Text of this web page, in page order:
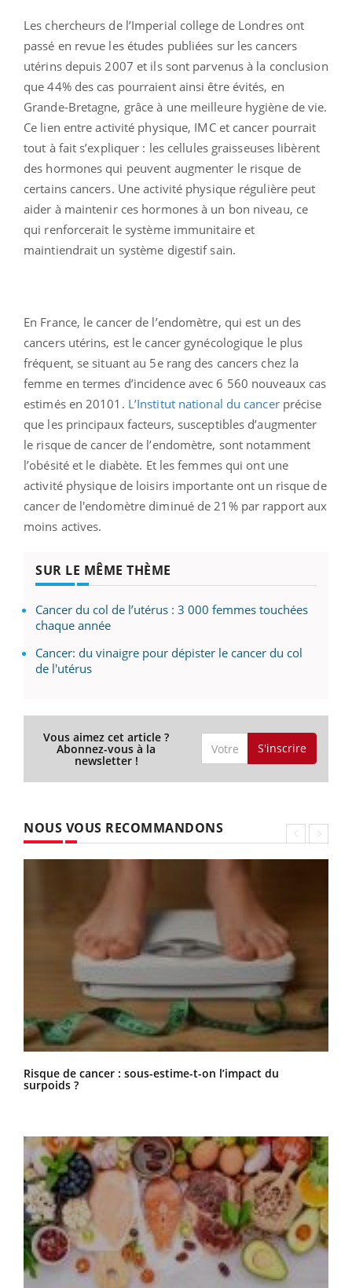
Les chercheurs de l’Imperial college de Londres ont
passé en revue les études publiées sur les cancers
utérins depuis 2007 et ils sont parvenus à la conclusion
que 44% des cas pourraient ainsi être évités, en
Grande-Bretagne, grâce à une meilleure hygiène de vie.
Ce lien entre activité physique, IMC et cancer pourrait
tout à fait s’expliquer : les cellules graisseuses libèrent
des hormones qui peuvent augmenter le risque de
certains cancers. Une activité physique régulière peut
aider à maintenir ces hormones à un bon niveau, ce
qui renforcerait le système immunitaire et
maintiendrait un système digestif sain.
En France, le cancer de l’endomètre, qui est un des
cancers utérins, est le cancer gynécologique le plus
fréquent, se situant au 5e rang des cancers chez la
femme en termes d’incidence avec 6 560 nouveaux cas
estimés en 20101. L’Institut national du cancerprécise
que les principaux facteurs, susceptibles d’augmenter
le risque de cancer de l’endomètre, sont notamment
l’obésité et le diabète. Et les femmes qui ont une
activité physique de loisirs importante ont un risque de
cancer de l'endomètre diminué de 21% par rapport aux
moins actives.
SUR LE MÊME THÈME
Cancer du col de l’utérus : 3 000 femmes touchées
chaque année
Cancer: du vinaigre pour dépister le cancer du col
de l'utérus
Vous aimez cet article ?
Abonnez-vous à la
newsletter !
S'inscrire
NOUS VOUS RECOMMANDONS
Risque de cancer : sous-estime-t-on l’impact du
surpoids ?